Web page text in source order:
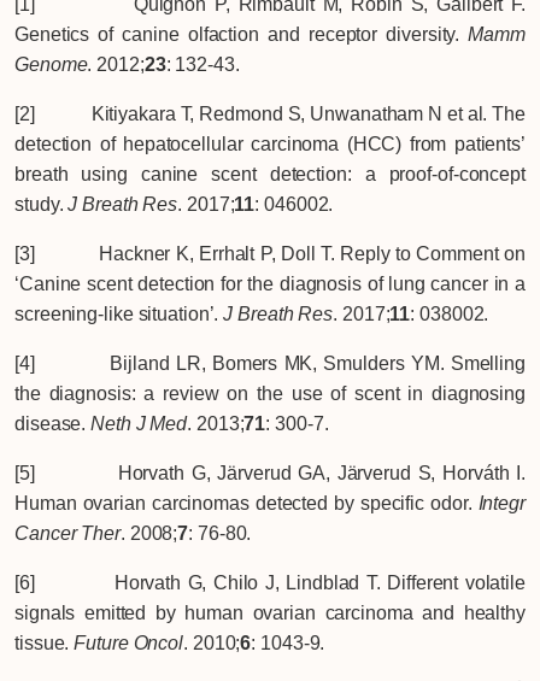
[1] Quignon P, Rimbault M, Robin S, Galibert F.
Genetics of canine olfaction and receptor diversity.Mamm
Genome. 2012;23: 132-43.
[2] Kitiyakara T, Redmond S, Unwanatham N et al. The
detection of hepatocellular carcinoma (HCC) from patients’
breath using canine scent detection: a proof-of-concept
study.J Breath Res. 2017;11: 046002.
[3] Hackner K, Errhalt P, Doll T. Reply to Comment on
‘Canine scent detection for the diagnosis of lung cancer in a
screening-like situation’.J Breath Res. 2017;11: 038002.
[4] Bijland LR, Bomers MK, Smulders YM. Smelling
the diagnosis: a review on the use of scent in diagnosing
disease.Neth J Med. 2013;71: 300-7.
[5] Horvath G, Järverud GA, Järverud S, Horváth I.
Human ovarian carcinomas detected by specific odor. Integr
Cancer Ther. 2008;7: 76-80.
[6] Horvath G, Chilo J, Lindblad T. Different volatile
signals emitted by human ovarian carcinoma and healthy
tissue.Future Oncol. 2010;6: 1043-9.